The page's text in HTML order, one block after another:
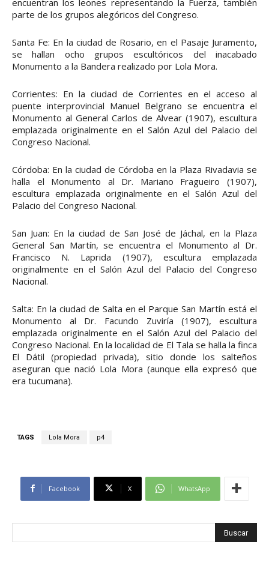
parte de los grupos alegóricos del Congreso.
Santa Fe: En la ciudad de Rosario, en el Pasaje Juramento,
se hallan ocho grupos escultóricos del inacabado
Monumento a la Bandera realizado por Lola Mora.
Corrientes: En la ciudad de Corrientes en el acceso al
puente interprovincial Manuel Belgrano se encuentra el
Monumento al General Carlos de Alvear (1907), escultura
emplazada originalmente en el Salón Azul del Palacio del
Congreso Nacional.
Córdoba: En la ciudad de Córdoba en la Plaza Rivadavia se
halla el Monumento al Dr. Mariano Fragueiro (1907),
escultura emplazada originalmente en el Salón Azul del
Palacio del Congreso Nacional.
San Juan: En la ciudad de San José de Jáchal, en la Plaza
General San Martín, se encuentra el Monumento al Dr.
Francisco N. Laprida (1907), escultura emplazada
originalmente en el Salón Azul del Palacio del Congreso
Nacional.
Salta: En la ciudad de Salta en el Parque San Martín está el
Monumento al Dr. Facundo Zuviría (1907), escultura
emplazada originalmente en el Salón Azul del Palacio del
Congreso Nacional. En la localidad de El Tala se halla la finca
El Dátil (propiedad privada), sitio donde los salteños
aseguran que nació Lola Mora (aunque ella expresó que
era tucumana).
TAGS Lola Mora p4
Facebook X WhatsApp